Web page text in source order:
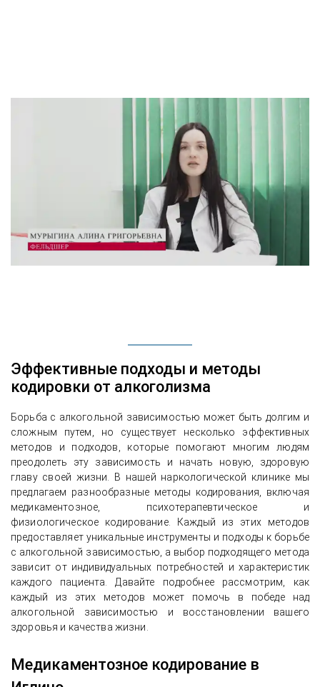
Эффективные подходы и методы
кодировки от алкоголизма
Борьба с алкогольной зависимостью может быть долгим и
сложным путем, но существует несколько эффективных
методов и подходов, которые помогают многим людям
преодолеть эту зависимость и начать новую, здоровую
главу своей жизни. В нашей наркологической клинике мы
предлагаем разнообразные методы кодирования, включая
медикаментозное, психотерапевтическое и
физиологическое кодирование. Каждый из этих методов
предоставляет уникальные инструменты и подходы к борьбе
с алкогольной зависимостью, а выбор подходящего метода
зависит от индивидуальных потребностей и характеристик
каждого пациента. Давайте подробнее рассмотрим, как
каждый из этих методов может помочь в победе над
алкогольной зависимостью и восстановлении вашего
здоровья и качества жизни.
Медикаментозное кодирование в